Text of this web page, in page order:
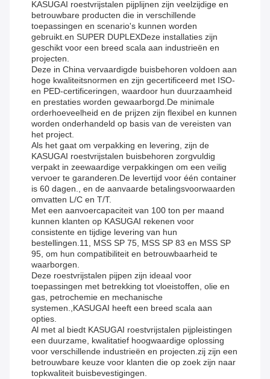
KASUGAI roestvrijstalen pijplijnen zijn veelzijdige en
betrouwbare producten die in verschillende
toepassingen en scenario's kunnen worden
gebruikt.en SUPER DUPLEXDeze installaties zijn
geschikt voor een breed scala aan industrieën en
projecten.
Deze in China vervaardigde buisbehoren voldoen aan
hoge kwaliteitsnormen en zijn gecertificeerd met ISO-
en PED-certificeringen, waardoor hun duurzaamheid
en prestaties worden gewaarborgd.De minimale
orderhoeveelheid en de prijzen zijn flexibel en kunnen
worden onderhandeld op basis van de vereisten van
het project.
Als het gaat om verpakking en levering, zijn de
KASUGAI roestvrijstalen buisbehoren zorgvuldig
verpakt in zeewaardige verpakkingen om een veilig
vervoer te garanderen.De levertijd voor één container
is 60 dagen., en de aanvaarde betalingsvoorwaarden
omvatten L/C en T/T.
Met een aanvoercapaciteit van 100 ton per maand
kunnen klanten op KASUGAI rekenen voor
consistente en tijdige levering van hun
bestellingen.11, MSS SP 75, MSS SP 83 en MSS SP
95, om hun compatibiliteit en betrouwbaarheid te
waarborgen.
Deze roestvrijstalen pijpen zijn ideaal voor
toepassingen met betrekking tot vloeistoffen, olie en
gas, petrochemie en mechanische
systemen.,KASUGAI heeft een breed scala aan
opties.
Al met al biedt KASUGAI roestvrijstalen pijpleistingen
een duurzame, kwalitatief hoogwaardige oplossing
voor verschillende industrieën en projecten.zij zijn een
betrouwbare keuze voor klanten die op zoek zijn naar
topkwaliteit buisbevestigingen.